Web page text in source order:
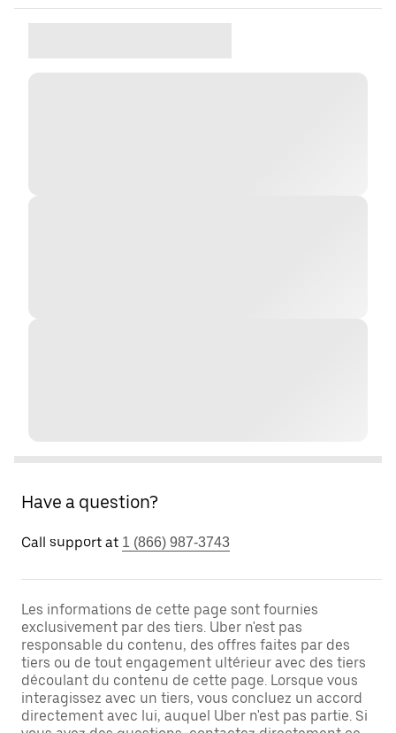
Have a question?
Call support at 1 (866) 987-3743
Les informations de cette page sont fournies
exclusivement par des tiers. Uber n'est pas
responsable du contenu, des offres faites par des
tiers ou de tout engagement ultérieur avec des tiers
découlant du contenu de cette page. Lorsque vous
interagissez avec un tiers, vous concluez un accord
directement avec lui, auquel Uber n'est pas partie. Si